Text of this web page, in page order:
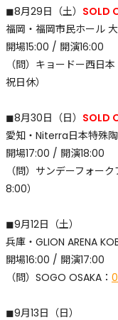
◼︎8月29日（土） SOLD
福岡・福岡市民ホール
開場15:00 / 開演16:00
（問）キョードー西日本
祝日休）
◼︎8月30日（日） SOLD
愛知・Niterra日本特殊
開場17:00 / 開演18:00
（問）サンデーフォー
8:00）
◼︎9月12日（土）
兵庫・GLION ARENA
開場16:00 / 開演17:00
​（問）SOGO OSAKA：
◼︎9月13日（日）